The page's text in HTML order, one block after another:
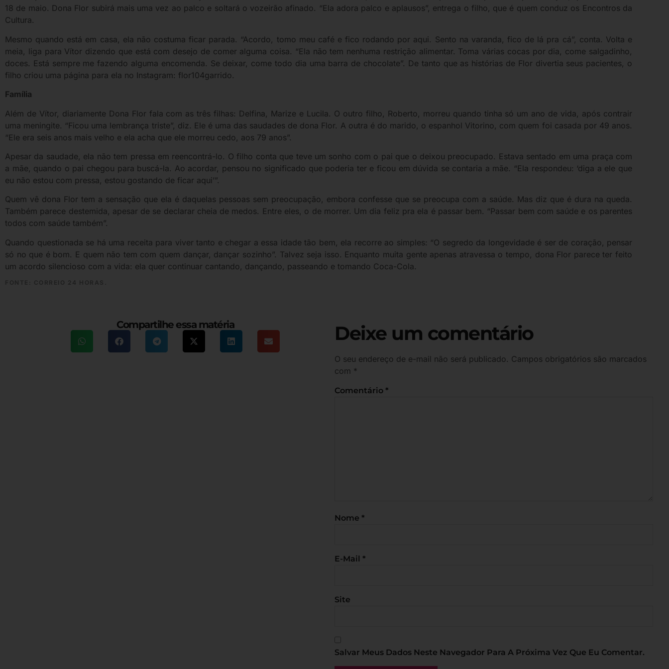
18 de maio. Dona Flor subirá mais uma vez ao palco e soltará o vozeirão afinado. “Ela adora palco e aplausos”, entrega o filho, que é quem conduz os Encontros da
Cultura.
Mesmo quando está em casa, ela não costuma ficar parada. “Acordo, tomo meu café e fico rodando por aqui. Sento na varanda, fico de lá pra cá”, conta. Volta e
meia, liga para Vítor dizendo que está com desejo de comer alguma coisa. “Ela não tem nenhuma restrição alimentar. Toma várias cocas por dia, come salgadinho,
doces. Está sempre me fazendo alguma encomenda. Se deixar, come todo dia uma barra de chocolate”. De tanto que as histórias de Flor divertia seus pacientes, o
filho criou uma página para ela no Instagram: flor104garrido.
Família
Além de Vítor, diariamente Dona Flor fala com as três filhas: Delfina, Marize e Lucila. O outro filho, Roberto, morreu quando tinha só um ano de vida, após contrair
uma meningite. “Ficou uma lembrança triste”, diz. Ele é uma das saudades de dona Flor. A outra é do marido, o espanhol Vitorino, com quem foi casada por 49 anos.
“Ele era seis anos mais velho e ela acha que ele morreu cedo, aos 79 anos”.
Apesar da saudade, ela não tem pressa em reencontrá-lo. O filho conta que teve um sonho com o pai que o deixou preocupado. Estava sentado em uma praça com
a mãe, quando o pai chegou para buscá-la. Ao acordar, pensou no significado que poderia ter e ficou em dúvida se contaria a mãe. “Ela respondeu: ‘diga a ele que
eu não estou com pressa, estou gostando de ficar aqui’”.
Quem vê dona Flor tem a sensação que ela é daquelas pessoas sem preocupação, embora confesse que se preocupa com a saúde. Mas diz que é dura na queda.
Também parece destemida, apesar de se declarar cheia de medos. Entre eles, o de morrer. Um dia feliz pra ela é passar bem. “Passar bem com saúde e os parentes
todos com saúde também”.
Quando questionada se há uma receita para viver tanto e chegar a essa idade tão bem, ela recorre ao simples: “O segredo da longevidade é ser de coração, pensar
só no que é bom. E quem não tem com quem dançar, dançar sozinho”. Talvez seja isso. Enquanto muita gente apenas atravessa o tempo, dona Flor parece ter feito
um acordo silencioso com a vida: ela quer continuar cantando, dançando, passeando e tomando Coca-Cola.
Compartilhe essa matéria Deixe um comentário
O seu endereço de e-mail não será publicado. Campos obrigatórios são marcados
com *
Comentário *
Nome *
E-Mail *
Site
Salvar Meus Dados Neste Navegador Para A Próxima Vez Que Eu Comentar.